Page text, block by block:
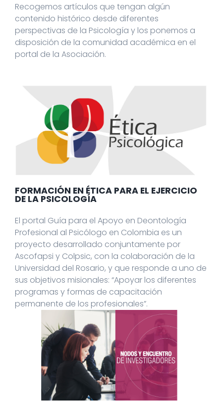
Recogemos artículos que tengan algún
contenido histórico desde diferentes
perspectivas de la Psicología y los ponemos a
disposición de la comunidad académica en el
portal de la Asociación.
FORMACIÓN EN ÉTICA PARA EL EJERCICIO
DE LA PSICOLOGÍA
El portal Guía para el Apoyo en Deontología
Profesional al Psicólogo en Colombia es un
proyecto desarrollado conjuntamente por
Ascofapsi y Colpsic, con la colaboración de la
Universidad del Rosario, y que responde a uno de
sus objetivos misionales: “Apoyar los diferentes
programas y formas de capacitación
permanente de los profesionales”.